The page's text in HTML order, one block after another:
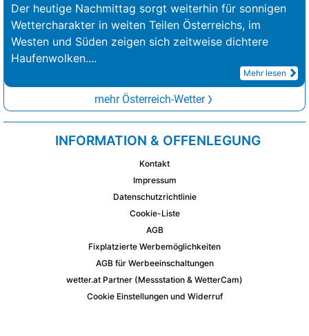
Der heutige Nachmittag sorgt weiterhin für sonnigen
Wettercharakter in weiten Teilen Österreichs, im
Westen und Süden zeigen sich zeitweise dichtere
Haufenwolken....
Mehr lesen
mehr Österreich-Wetter
INFORMATION & OFFENLEGUNG
Kontakt
Impressum
Datenschutzrichtlinie
Cookie-Liste
AGB
Fixplatzierte Werbemöglichkeiten
AGB für Werbeeinschaltungen
wetter.at Partner (Messstation & WetterCam)
Cookie Einstellungen und Widerruf